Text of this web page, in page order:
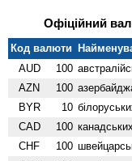
Офіційний
Код валюти
AUD
100
AZN 100
BYR 10
CAD 100
CHF 100